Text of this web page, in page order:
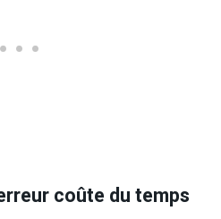
coûte du temps